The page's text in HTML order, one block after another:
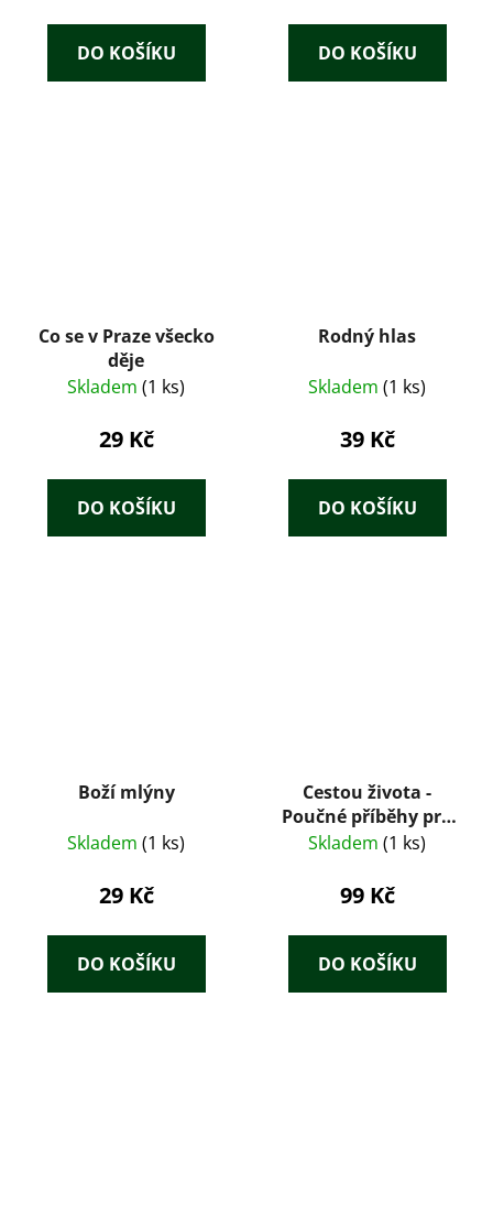
DO KOŠÍKU DO KOŠÍKU
Co se v Praze všecko
děje
Skladem (1 ks)
29 Kč
DO KOŠÍKU
Rodný hlas
Skladem (1 ks)
39 Kč
DO KOŠÍKU
Boží mlýny
Skladem (1 ks)
29 Kč
DO KOŠÍKU
Cestou života -
Poučné příběhy pro
mladé i staré
Skladem (1 ks)
99 Kč
DO KOŠÍKU